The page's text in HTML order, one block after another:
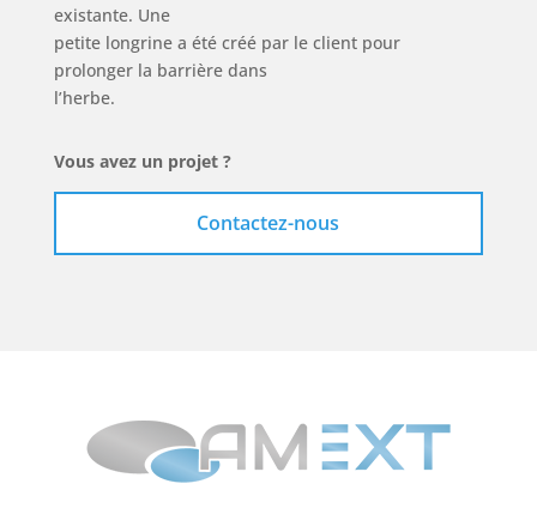
existante. Une
petite longrine a été créé par le client pour
prolonger la barrière dans
l’herbe.
Vous avez un projet ?
Contactez-nous